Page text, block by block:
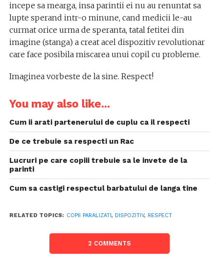
incepe sa mearga, insa parintii ei nu au renuntat sa
lupte sperand intr-o minune, cand medicii le-au
curmat orice urma de speranta, tatal fetitei din
imagine (stanga) a creat acel dispozitiv revolutionar
care face posibila miscarea unui copil cu probleme.
Imaginea vorbeste de la sine. Respect!
You may also like...
Cum ii arati partenerului de cuplu ca il respecti
De ce trebuie sa respecti un Rac
Lucruri pe care copiii trebuie sa le invete de la
parinti
Cum sa castigi respectul barbatului de langa tine
RELATED TOPICS: COPII PARALIZATI, DISPOZITIV, RESPECT
2 COMMENTS